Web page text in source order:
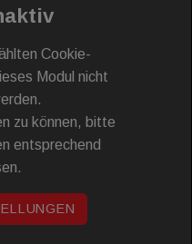
Cookie-
Modul nicht
zu können, bitte
entsprechend